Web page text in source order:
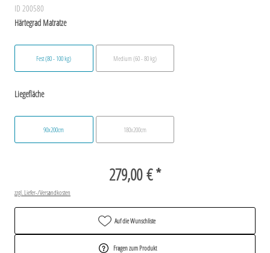
ID 200580
Härtegrad Matratze
Fest (80 - 100 kg) Medium (60 - 80 kg)
Liegefläche
90x200cm 180x200cm
279,00 € *
zzgl. Liefer-/Versandkosten
Auf die Wunschliste
Fragen zum Produkt